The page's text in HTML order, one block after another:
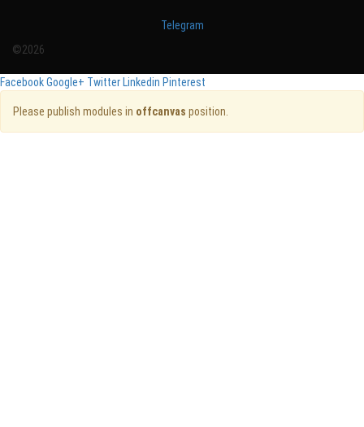
Telegram
©2026
FacebookGoogle+ TwitterLinkedin Pinterest
Please publish modules in offcanvas position.